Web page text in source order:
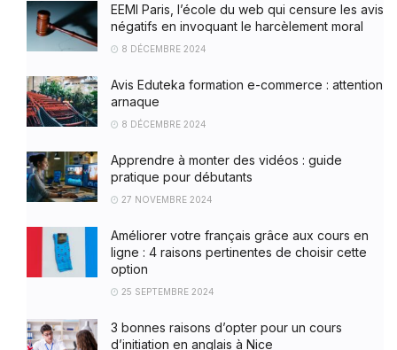
EEMI Paris, l’école du web qui censure les avis
négatifs en invoquant le harcèlement moral
8 DÉCEMBRE 2024
Avis Eduteka formation e-commerce : attention
arnaque
8 DÉCEMBRE 2024
Apprendre à monter des vidéos : guide
pratique pour débutants
27 NOVEMBRE 2024
Améliorer votre français grâce aux cours en
ligne : 4 raisons pertinentes de choisir cette
option
25 SEPTEMBRE 2024
3 bonnes raisons d’opter pour un cours
d’initiation en anglais à Nice